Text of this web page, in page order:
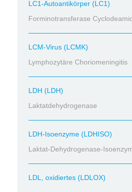
LC1-Autoantikörper (LC1)
Forminotransferase
LCM-Virus (LCMK)
Lymphozytäre Choriomeningitis
LDH (LDH)
Laktatdehydrogenase
LDH-Isoenzyme (LDHISO)
Laktat-Dehydrogenase-
LDL, oxidiertes (LDLOX)